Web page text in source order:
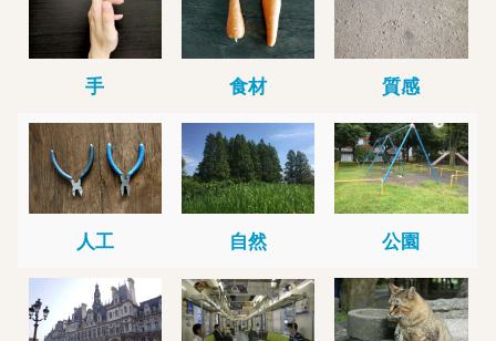
手 食材 質感
人工 自然 公園